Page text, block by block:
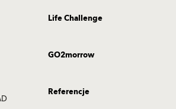
Life Challenge
GO2morrow
Referencje